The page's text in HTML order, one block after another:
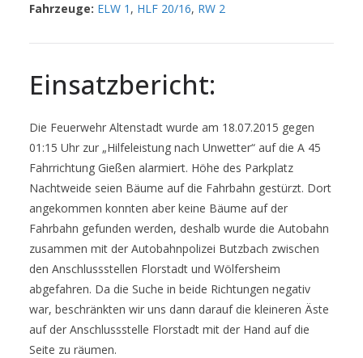
Fahrzeuge: ELW 1 , HLF 20/16, RW 2
Einsatzbericht:
Die Feuerwehr Altenstadt wurde am 18.07.2015 gegen
01:15 Uhr zur „Hilfeleistung nach Unwetter“ auf die A 45
Fahrrichtung Gießen alarmiert. Höhe des Parkplatz
Nachtweide seien Bäume auf die Fahrbahn gestürzt. Dort
angekommen konnten aber keine Bäume auf der
Fahrbahn gefunden werden, deshalb wurde die Autobahn
zusammen mit der Autobahnpolizei Butzbach zwischen
den Anschlussstellen Florstadt und Wölfersheim
abgefahren. Da die Suche in beide Richtungen negativ
war, beschränkten wir uns dann darauf die kleineren Äste
auf der Anschlussstelle Florstadt mit der Hand auf die
Seite zu räumen.